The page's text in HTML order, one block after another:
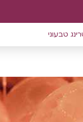
טבעוני